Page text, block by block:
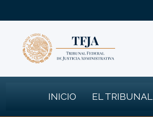
INICIO EL TRIBUNAL